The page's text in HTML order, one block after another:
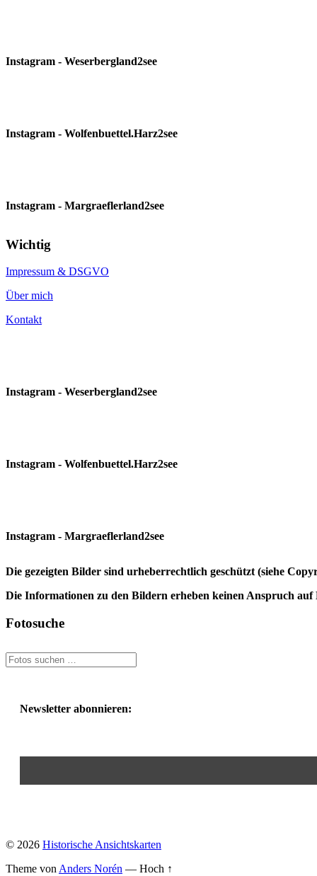
Instagram - Weserbergland2see
Instagram - Wolfenbuettel.Harz2see
Instagram - Margraeflerland2see
Wichtig
Impressum & DSGVO
Über mich
Kontakt
Instagram - Weserbergland2see
Instagram - Wolfenbuettel.Harz2see
Instagram - Margraeflerland2see
Die gezeigten Bilder sind urheberrechtlich geschützt (siehe
Die Informationen zu den Bildern erheben keinen Anspruch
Fotosuche
Newsletter abonnieren:
© 2026 Historische Ansichtskarten
Theme von Anders Norén — Hoch ↑